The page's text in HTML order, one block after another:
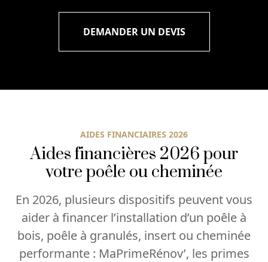
DEMANDER UN DEVIS
AIDES FINANCIAIRES 2026
Aides financières 2026 pour
votre poêle ou cheminée
En 2026, plusieurs dispositifs peuvent vous
aider à financer l’installation d’un poêle à
bois, poêle à granulés, insert ou cheminée
performante : MaPrimeRénov’, les primes